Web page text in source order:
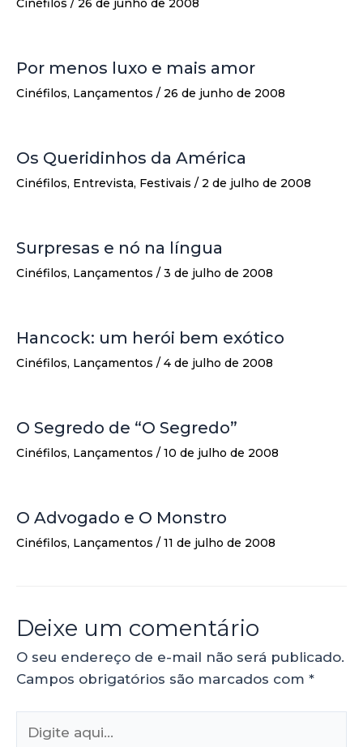
Cinéfilos / 26 de junho de 2008
Por menos luxo e mais amor
Cinéfilos, Lançamentos / 26 de junho de 2008
Os Queridinhos da América
Cinéfilos, Entrevista, Festivais / 2 de julho de 2008
Surpresas e nó na língua
Cinéfilos, Lançamentos / 3 de julho de 2008
Hancock: um herói bem exótico
Cinéfilos, Lançamentos / 4 de julho de 2008
O Segredo de “O Segredo”
Cinéfilos, Lançamentos / 10 de julho de 2008
O Advogado e O Monstro
Cinéfilos, Lançamentos / 11 de julho de 2008
Deixe um comentário
O seu endereço de e-mail não será publicado.
Campos obrigatórios são marcados com *